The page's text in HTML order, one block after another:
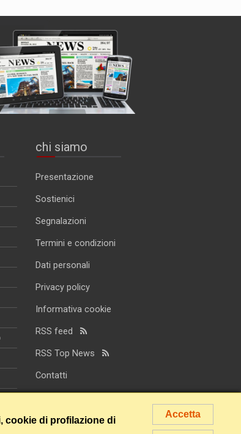
chi siamo
Presentazione
Sostienici
Segnalazioni
Termini e condizioni
Dati personali
Privacy policy
Informativa cookie
RSS feed
RSS Top News
Contatti
Accetta
cookie di profilazione di